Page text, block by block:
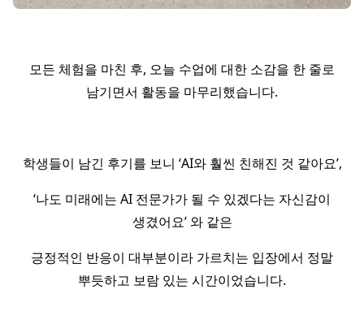
모든 체험을 마친 후, 오늘 수업에 대한 소감을 한 줄로
남기면서 활동을 마무리했습니다.
학생들이 남긴 후기를 보니 ‘AI와 훨씬 친해진 것 같아요’,
‘나도 미래에는 AI 전문가가 될 수 있겠다는 자신감이
생겼어요’ 와 같은
긍정적인 반응이 대부분이라 가르치는 입장에서 정말
뿌듯하고 보람 있는 시간이었습니다.